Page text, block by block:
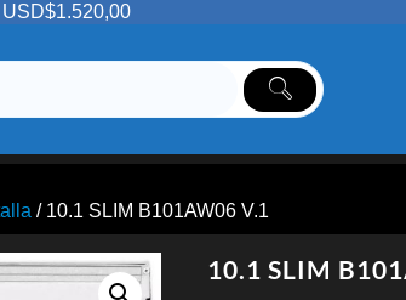
/ 10.1 SLIM B101AW06 V.1
10.1 SLIM